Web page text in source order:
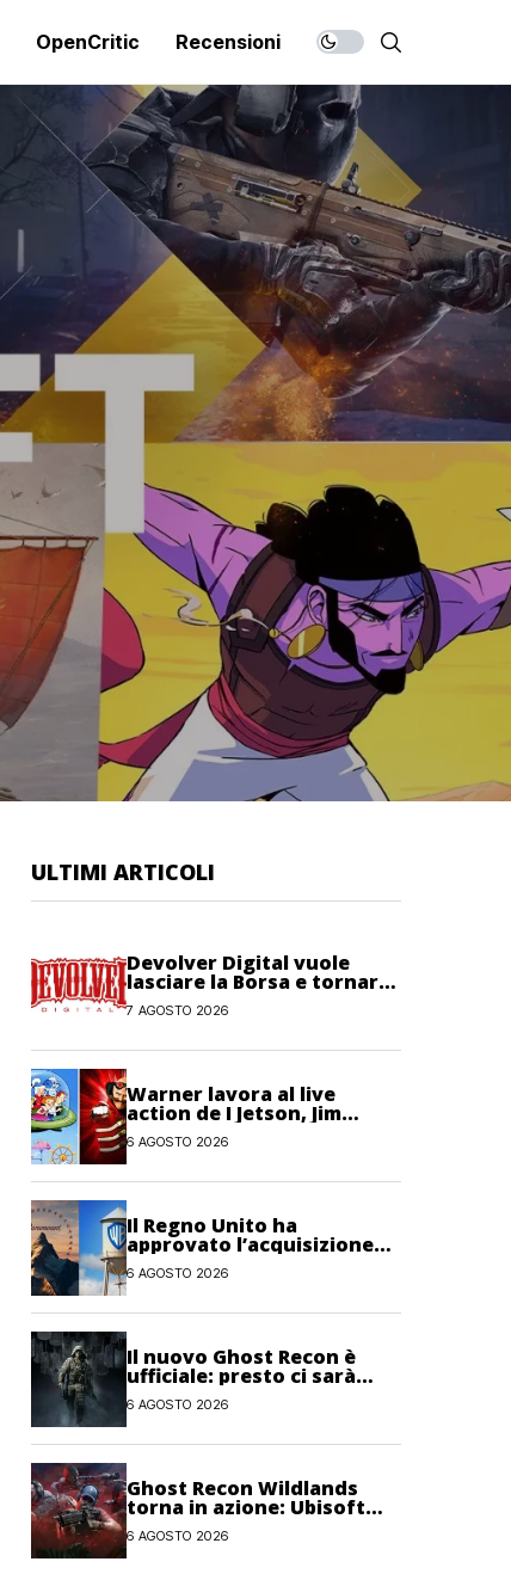
OpenCritic Recensioni
ULTIMI ARTICOLI
Devolver Digital vuole
lasciare la Borsa e tornare
privata
7 AGOSTO 2026
Warner lavora al live
action de I Jetson, Jim
Carrey è nel cast!
6 AGOSTO 2026
Il Regno Unito ha
approvato l’acquisizione
Paramount-Warner Bros
Discovery
6 AGOSTO 2026
Il nuovo Ghost Recon è
ufficiale: presto ci sarà
anche una fase di test
6 AGOSTO 2026
Ghost Recon Wildlands
torna in azione: Ubisoft
lancia il maxi
aggiornamento gratuito
6 AGOSTO 2026